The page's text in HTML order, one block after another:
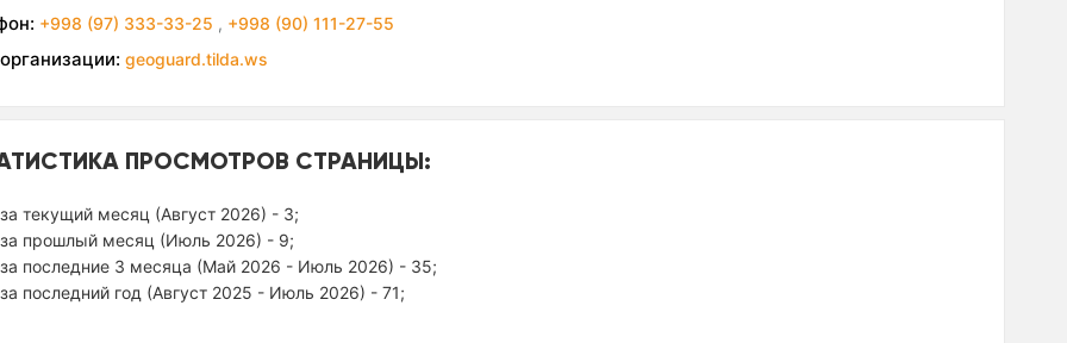
+998 (97) 333-33-25 , +998 (90) 111-27-55
geoguard.tilda.ws
ПРОСМОТРОВ СТРАНИЦЫ:
за текущий месяц (Август 2026) - 3;
за прошлый месяц (Июль 2026) - 9;
за последние 3 месяца (Май 2026 - Июль 2026) - 35;
за последний год (Август 2025 - Июль 2026) - 71;